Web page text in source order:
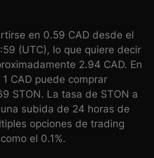
en 0.59 CAD desde el
(UTC), lo que quiere decir
2.94 CAD. En
CAD puede comprar
STON. La tasa de STON a
subida de 24 horas de
opciones de trading
el 0.1%.